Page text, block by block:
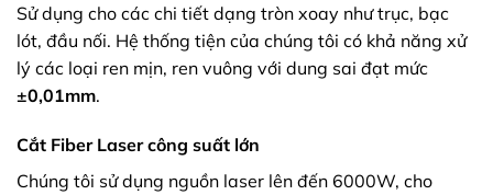
Sử dụng cho các chi tiết dạng tròn xoay như trục, bạc
lót, đầu nối. Hệ thống tiện của chúng tôi có khả năng xử
lý các loại ren mịn, ren vuông với dung sai đạt mức
±0,01mm.
Cắt Fiber Laser công suất lớn
Chúng tôi sử dụng nguồn laser lên đến 6000W, cho